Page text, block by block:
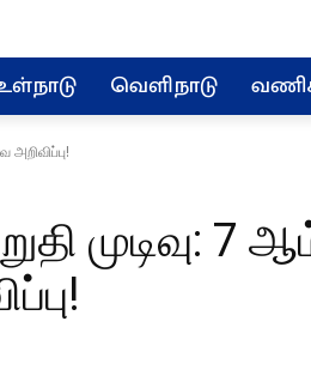
வெளிநாடு
அறிவிப்பு!
முடிவு: 7